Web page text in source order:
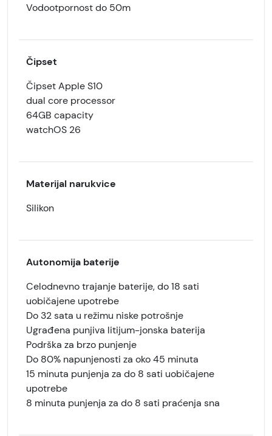
Vodootpornost do 50m
Čipset
Čipset Apple S10
dual core processor
64GB capacity
watchOS 26
Materijal narukvice
Silikon
Autonomija baterije
Celodnevno trajanje baterije, do 18 sati
uobičajene upotrebe
Do 32 sata u režimu niske potrošnje
Ugrađena punjiva litijum-jonska baterija
Podrška za brzo punjenje
Do 80% napunjenosti za oko 45 minuta
15 minuta punjenja za do 8 sati uobičajene
upotrebe
8 minuta punjenja za do 8 sati praćenja sna